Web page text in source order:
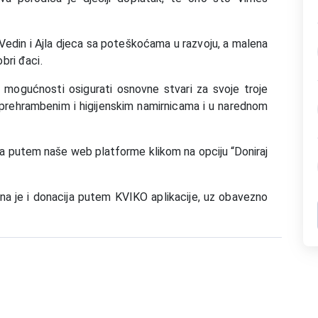
i Ajla djeca sa poteškoćama u razvoju, a malena
đaci.
osigurati osnovne stvari za svoje troje
i higijenskim namirnicama i u narednom
naše web platforme klikom na opciju “Doniraj
je i donacija putem KVIKO aplikacije, uz obavezno